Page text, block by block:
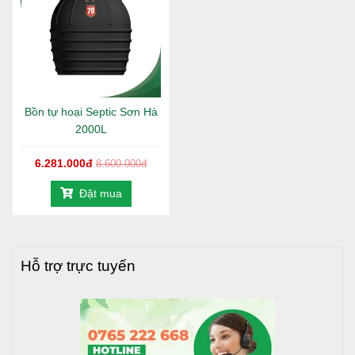
Bồn tự hoạiSepticSơn Hà
điểm nổi bật như sau:
Chất liệu bền bỉ:
Bồn tự hoại Septic Sơn Hà thường
được làm từ nhựa composite, nhựa HDPE hoặc inox
không bị ảnh hưởng bởi các hóa chất trong nước
Thiết kế hiện đại
một cách hiệu quả. Nước thải được xử lý qua các
tích khác nhau, phù hợp với nhu cầu sử dụng của
công cộng.
Dễ dàng lắp đặt
: Bồn tự hoại có thiết kế đơn giản,
dễ lắp đặt và bảo trì. Sản phẩm có thể lắp đặt ngầm
Bồn tự hoại Septic Sơn Hà
2000L
6.281.000đ 8.600.000đ
Đặt mua
Hỗ trợ trực tuyến